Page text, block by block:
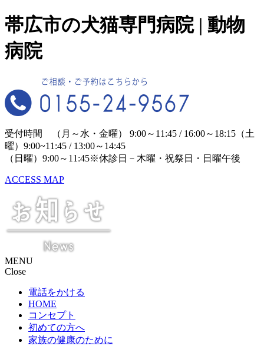
帯広市の犬猫専門病院 | 動物
病院
受付時間 （月～水・金曜） 9:00～11:45 / 16:00～18:15 （土
曜）9:00~11:45 / 13:00～14:45
（日曜）9:00～11:45※休診日－木曜・祝祭日・日曜午後
ACCESS MAP
MENU
Close
電話をかける
HOME
コンセプト
初めての方へ
家族の健康のために